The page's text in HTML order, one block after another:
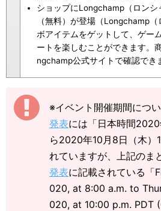
ショップにLongchamp（ロンシ
（無料）が登場（Longchamp
ボアイテムをゲットして、ゲー
ートを楽しむことができます。
ngchamp公式サイトで確認でき
※イベント開催期間につい
発表には「日本時間
ら2020年10月8日（木）
れていますが、上記のま
発表に記載されている
020, at 8:00 a.m. to
020, at 10:00 p.m. PDT